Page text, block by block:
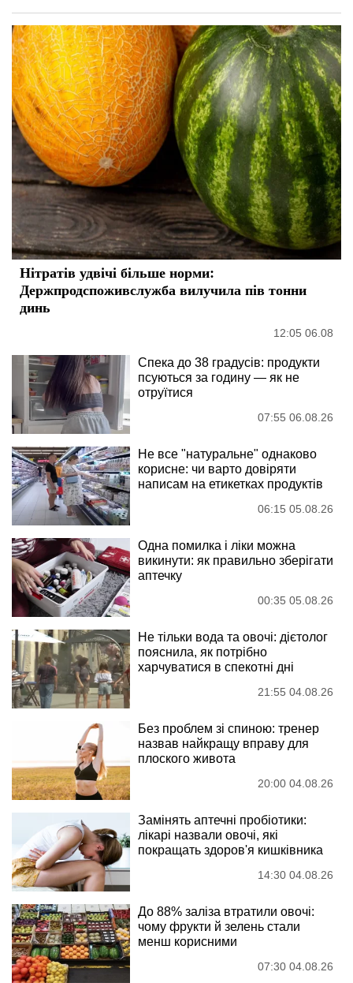
Нітратів удвічі більше норми:
Держпродспоживслужба вилучила пів тонни
динь
12:05 06.08
Спека до 38 градусів: продукти
псуються за годину — як не
отруїтися
07:55 06.08.26
Не все "натуральне" однаково
корисне: чи варто довіряти
написам на етикетках продуктів
06:15 05.08.26
Одна помилка і ліки можна
викинути: як правильно зберігати
аптечку
00:35 05.08.26
Не тільки вода та овочі: дієтолог
пояснила, як потрібно
харчуватися в спекотні дні
21:55 04.08.26
Без проблем зі спиною: тренер
назвав найкращу вправу для
плоского живота
20:00 04.08.26
Замінять аптечні пробіотики:
лікарі назвали овочі, які
покращать здоров'я кишківника
14:30 04.08.26
До 88% заліза втратили овочі:
чому фрукти й зелень стали
менш корисними
07:30 04.08.26